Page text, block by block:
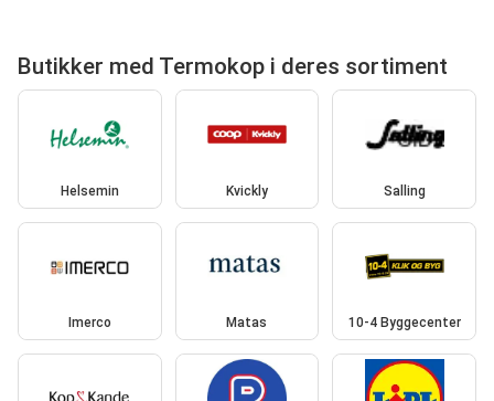
Butikker med Termokop i deres sortiment
Helsemin Kvickly Salling
Imerco Matas 10-4 Byggecenter